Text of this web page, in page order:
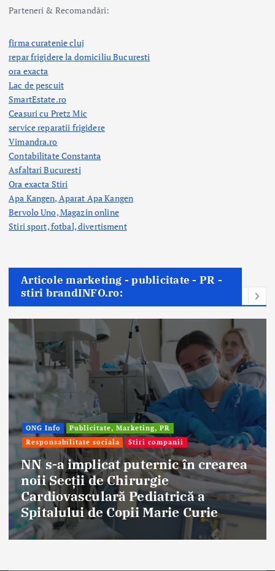
Parteneri & Recomandări:
firma curatenie cluj
repar frigidere la domiciliu Bucuresti
ora exacta
Lac de pescuit
SmartEstate.ro
Ceasuri cu Pretz Mic
service reparatii frigidere
Vimandra.ro
Contabilitate Constanta
Asfaltari Bucuresti
Ora exacta Stiri
Apa Kangen, Aparat Apa Kangen
Bervolo Uno, Magazin online
Stiri sport, fotbal,divertisment
Articole marketing - publicitate - PR -
stiri brandINFO.ro:
ONG Info
Publicitate, Marketing, PR
Responsabilitate sociala
Stiri companii
NN s-a implicat puternic în crearea
noii Secții de Chirurgie
Cardiovasculară Pediatrică a
Spitalului de Copii Marie Curie